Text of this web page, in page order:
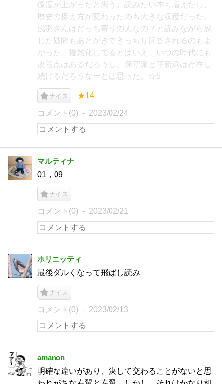
像度が上がったと思う。読みたい本も増えたし、
歴史の捉え方が変わったのも大きな収穫だった。
浅羽さんはどっち寄りの人なの？と読みながら感
じた疑問もあとがきできっちり回答されるのもよ
かった。複雑化してるとはいえ、いつの時代にも
改善点はあるだろうし、保守派と革新派は存在し
続けるだろうなーとは思った。☆5
ナイス ★14
コメント(0) 2023/02/24
マルティナ
01，09
ナイス
コメント(0) 2023/02/21
ホリエッティ
最後ダルくなって飛ばし読み
ナイス
コメント(0) 2023/02/13
amanon
明確な違いがあり、決して交わることがないと思